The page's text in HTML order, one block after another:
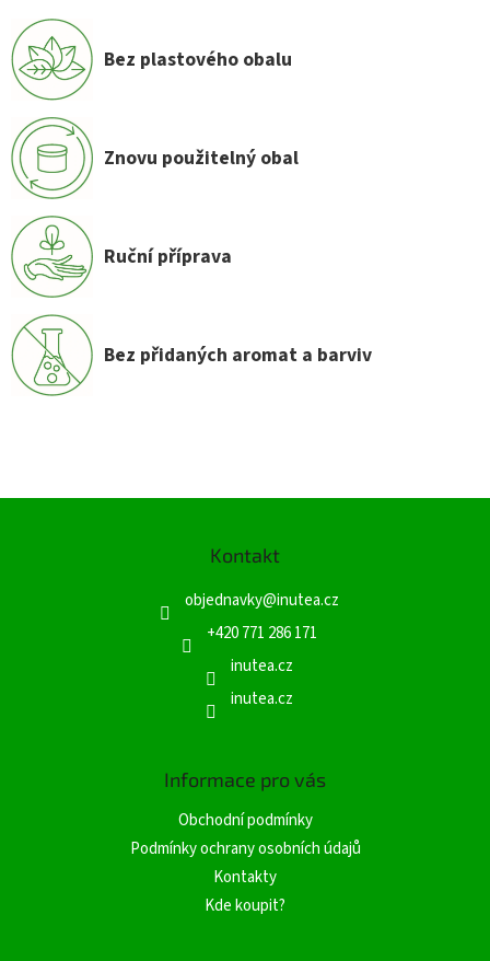
Bez plastového obalu
Znovu použitelný obal
Ruční příprava
Bez přidaných aromat a barviv
Kontakt
objednavky@inutea.cz
+420 771 286 171
inutea.cz
inutea.cz
Informace pro vás
Obchodní podmínky
Podmínky ochrany osobních údajů
Kontakty
Kde koupit?